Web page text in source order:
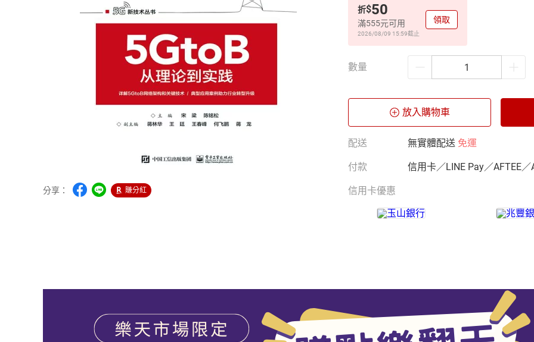
分享： 賺分紅
折$50
滿555元可用
2026/08/09 15:59截止
領取
數量
放入購物車
配送 無實體配送 免運
付款 信用卡／LINE Pay／AFTEE／
信用卡優惠